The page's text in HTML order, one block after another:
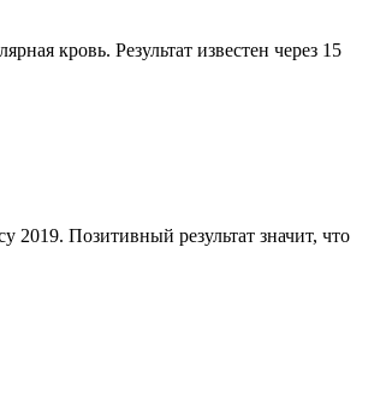
кровь. Результат известен через 15
2019. Позитивный результат значит, что